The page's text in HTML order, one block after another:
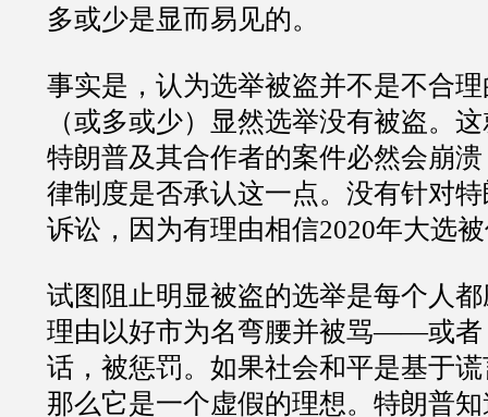
多或少是显而易见的。
事实是，认为选举被盗并不是不合
（或多或少）显然选举没有被盗。
特朗普及其合作者的案件必然会崩
律制度是否承认这一点。没有针对
诉讼，因为有理由相信2020年大选
试图阻止明显被盗的选举是每个人
理由以好市为名弯腰并被骂——或
话，被惩罚。如果社会和平是基于
那么它是一个虚假的理想。特朗普